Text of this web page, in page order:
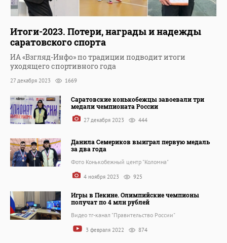
Итоги-2023. Потери, награды и надежды
саратовского спорта
ИА «Взгляд-Инфо» по традиции подводит итоги
уходящего спортивного года
27 декабря 2023 1669
Саратовские конькобежцы завоевали три
медали чемпионата России
27 декабря 2023 444
Данила Семериков выиграл первую медаль
за два года
Фото Конькобежный центр "Коломна"
4 ноября 2023 925
Игры в Пекине. Олимпийские чемпионы
получат по 4 млн рублей
Видео тг-канал "Правительство России"
3 февраля 2022 874